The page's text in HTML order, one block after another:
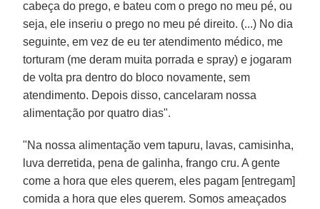
cabeça do prego, e bateu com o prego no meu pé, ou
seja, ele inseriu o prego no meu pé direito. (...) No dia
seguinte, em vez de eu ter atendimento médico, me
torturam (me deram muita porrada e spray) e jogaram
de volta pra dentro do bloco novamente, sem
atendimento. Depois disso, cancelaram nossa
alimentação por quatro dias".
"Na nossa alimentação vem tapuru, lavas, camisinha,
luva derretida, pena de galinha, frango cru. A gente
come a hora que eles querem, eles pagam [entregam]
comida a hora que eles querem. Somos ameaçados